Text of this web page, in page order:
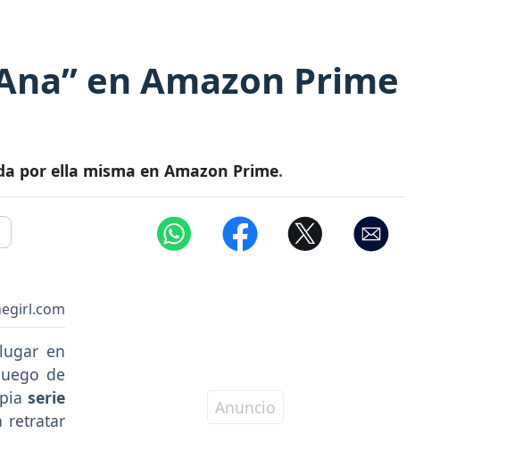
en Amazon Prime
por ella misma en Amazon Prime.
en
de
serie
retratar